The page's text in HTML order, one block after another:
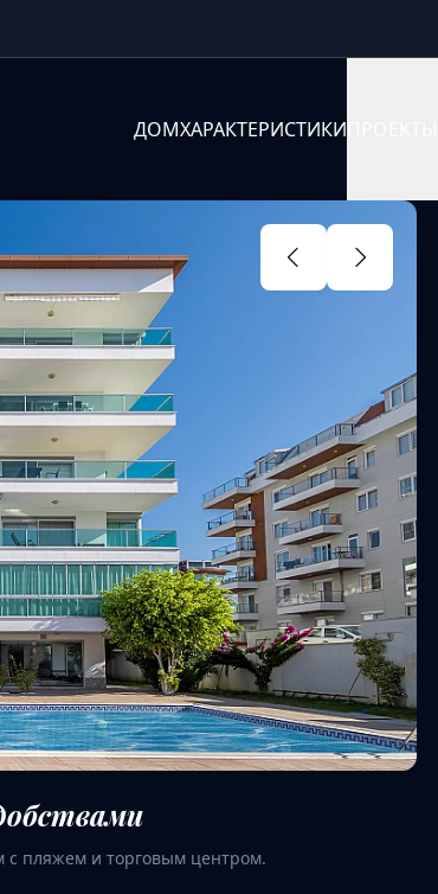
ДОМХАРАКТЕРИСТИКИ
с пляжем и торговым центром.